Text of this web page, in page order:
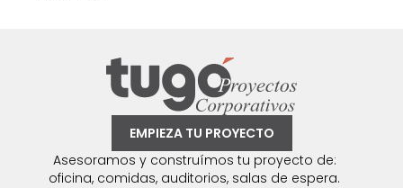
EMPIEZA TU PROYECTO
Asesoramos y construímos tu proyecto de:
oficina, comidas, auditorios, salas de espera.